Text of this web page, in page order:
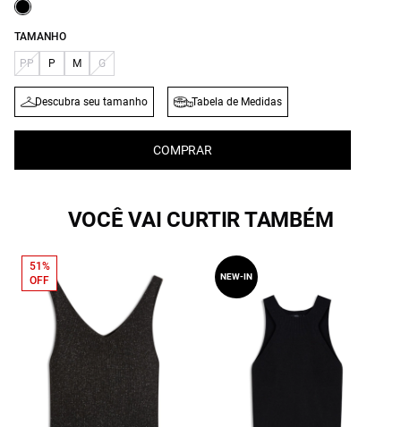
TAMANHO
PP P M G
Descubra seu tamanho Tabela de Medidas
COMPRAR
VOCÊ VAI CURTIR TAMBÉM
51%
OFF
NEW-IN